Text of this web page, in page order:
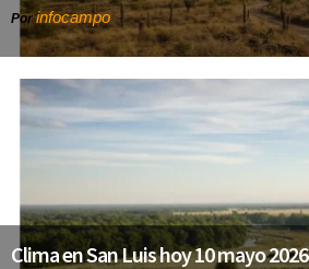
Porinfocampo
Clima en San Luis hoy 10 mayo 2026